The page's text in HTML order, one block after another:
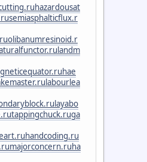
hazardousat
semiasphalticflux.r
olibanumresinoid.r
landm
hae
labourlea
layabo
tappingchuck.ruga
handcoding.ru
majorconcern.ruha